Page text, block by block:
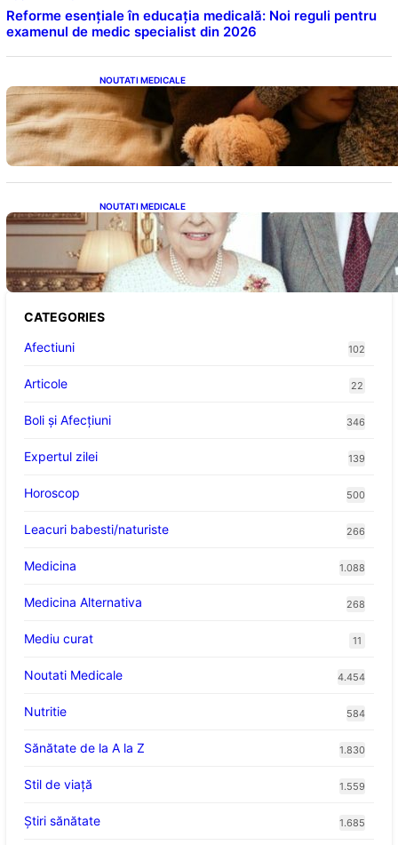
Reforme esențiale în educația medicală: Noi reguli pentru
examenul de medic specialist din 2026
NOUTATI MEDICALE
Somnul Sănătos: Câte Ore Trebuie Să Dormi
în Funcție de Vârstă și Impactul Asupra
Sănătății
NOUTATI MEDICALE
Longevitatea în Rândul Celebrităților: Lecții
din Viața Prințului Philip și a Altora care Au
Fost Pe Punctul de a Împlini 100 de Ani
CATEGORIES
Afectiuni
102
Articole 22
Boli și Afecțiuni 346
Expertul zilei 139
Horoscop 500
Leacuri babesti/naturiste 266
Medicina 1.088
Medicina Alternativa 268
Mediu curat 11
Noutati Medicale 4.454
Nutritie 584
Sănătate de la A la Z 1.830
Stil de viaţă 1.559
Ştiri sănătate 1.685